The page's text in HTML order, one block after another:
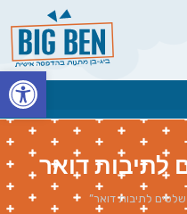
לתיבות דואר
לתיבות דואר”